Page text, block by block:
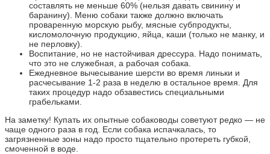
составлять не меньше 60% (нельзя давать свинину и
баранину). Меню собаки также должно включать
проваренную морскую рыбу, мясные субпродукты,
кисломолочную продукцию, яйца, каши (только не манку, и
не перловку).
Воспитание, но не настойчивая дрессура. Надо понимать,
что это не служебная, а рабочая собака.
Ежедневное вычесывание шерсти во время линьки и
расчесывание 1-2 раза в неделю в остальное время. Для
таких процедур надо обзавестись специальными
грабельками.
На заметку! Купать их опытные собаководы советуют редко — не
чаще одного раза в год. Если собака испачкалась, то
загрязненные зоны надо просто тщательно протереть губкой,
смоченной в воде.